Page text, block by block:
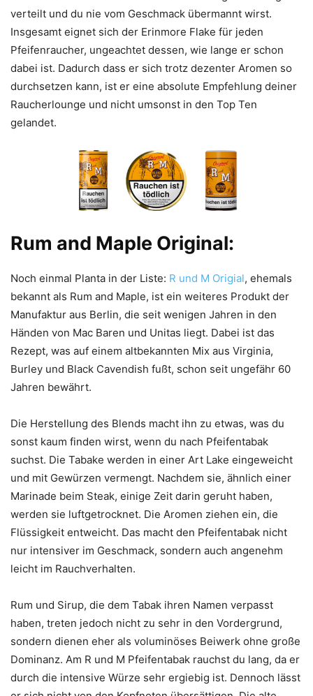
verteilt und du nie vom Geschmack übermannt wirst.
Insgesamt eignet sich der Erinmore Flake für jeden
Pfeifenraucher, ungeachtet dessen, wie lange er schon
dabei ist. Dadurch dass er sich trotz dezenter Aromen so
durchsetzen kann, ist er eine absolute Empfehlung deiner
Raucherlounge und nicht umsonst in den Top Ten
gelandet.
Rum and Maple Original:
Noch einmal Planta in der Liste: R und M Origial, ehemals
bekannt als Rum and Maple, ist ein weiteres Produkt der
Manufaktur aus Berlin, die seit wenigen Jahren in den
Händen von Mac Baren und Unitas liegt. Dabei ist das
Rezept, was auf einem altbekannten Mix aus Virginia,
Burley und Black Cavendish fußt, schon seit ungefähr 60
Jahren bewährt.
Die Herstellung des Blends macht ihn zu etwas, was du
sonst kaum finden wirst, wenn du nach Pfeifentabak
suchst. Die Tabake werden in einer Art Lake eingeweicht
und mit Gewürzen vermengt. Nachdem sie, ähnlich einer
Marinade beim Steak, einige Zeit darin geruht haben,
werden sie luftgetrocknet. Die Aromen ziehen ein, die
Flüssigkeit entweicht. Das macht den Pfeifentabak nicht
nur intensiver im Geschmack, sondern auch angenehm
leicht im Rauchverhalten.
Rum und Sirup, die dem Tabak ihren Namen verpasst
haben, treten jedoch nicht zu sehr in den Vordergrund,
sondern dienen eher als voluminöses Beiwerk ohne große
Dominanz. Am R und M Pfeifentabak rauchst du lang, da er
durch die intensive Würze sehr ergiebig ist. Dennoch lässt